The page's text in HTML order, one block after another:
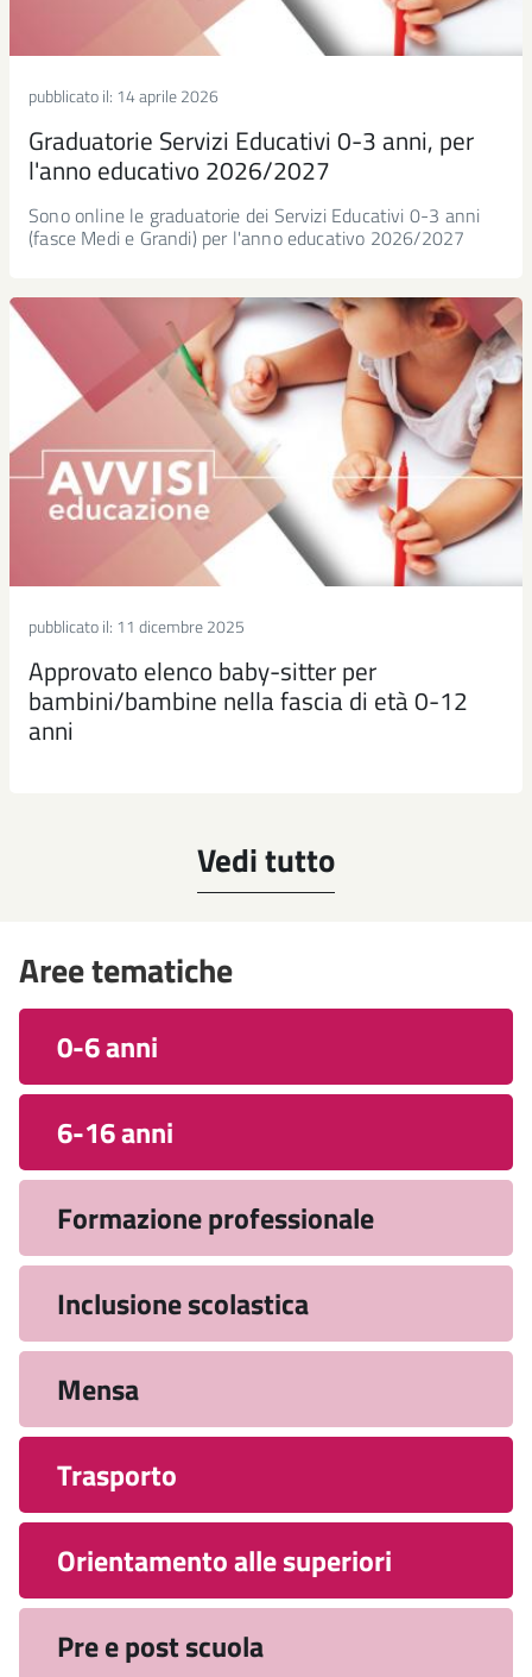
pubblicato il: 14 aprile 2026
Graduatorie Servizi Educativi 0-3 anni, per
l'anno educativo 2026/2027
Sono online le graduatorie dei Servizi Educativi 0-3 anni
(fasce Medi e Grandi) per l'anno educativo 2026/2027
pubblicato il: 11 dicembre 2025
Approvato elenco baby-sitter per
bambini/bambine nella fascia di età 0-12
anni
Vedi tutto
Aree tematiche
0-6 anni
6-16 anni
Formazione professionale
Inclusione scolastica
Mensa
Trasporto
Orientamento alle superiori
Pre e post scuola